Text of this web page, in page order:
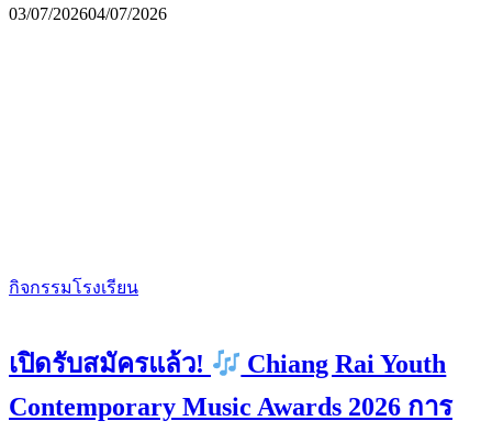
03/07/202604/07/2026
กิจกรรมโรงเรียน
เปิดรับสมัครแล้ว!
Chiang Rai Youth
Contemporary Music Awards 2026 การ